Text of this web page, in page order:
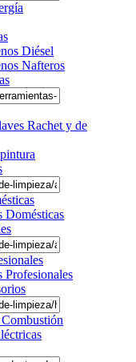
Diésel
Nafteros
Rachet y de
Domésticas
Profesionales